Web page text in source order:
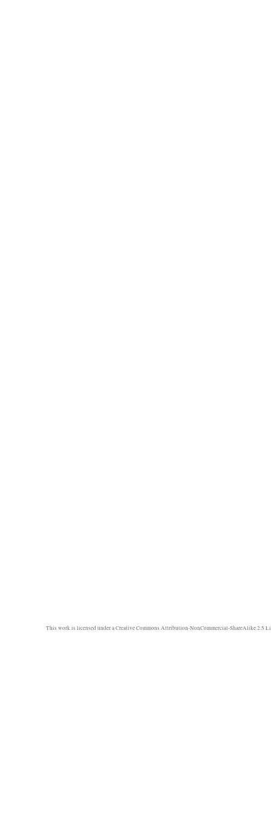
This work is licensed under aCreative Commons Attribution-NonCommercial-ShareAlike 2.5